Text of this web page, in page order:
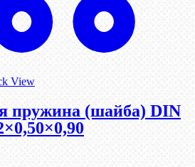
View
пружина (шайба) DIN